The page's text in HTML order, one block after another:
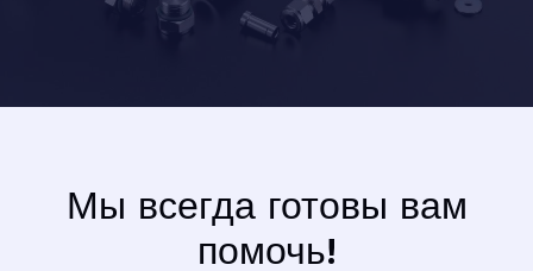
Мы всегда готовы вам
помочь!